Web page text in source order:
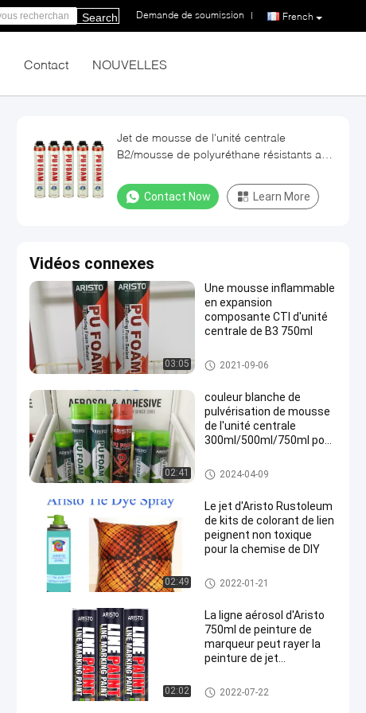
French
Demande de soumission |
Search
Contact NOUVELLES
Jet de mousse de l'unité centrale
B2/mousse de polyuréthane résistants au
Contact Now Learn More
Vidéos connexes
03:05
Une mousse inflammable
en expansion
composante CTI d'unité
centrale de B3 750ml
Spray mousse de PU
2021-09-06
02:41
couleur blanche de
pulvérisation de mousse
de l'unité centrale
300ml/500ml/750ml pour
Spray mousse de PU
2024-04-09
02:49
Le jet d'Aristo Rustoleum
de kits de colorant de lien
peignent non toxique
pour la chemise de DIY
peinture de jet de tissu
2022-01-21
02:02
La ligne aérosol d'Aristo
750ml de peinture de
marqueur peut rayer la
peinture de jet
peinture en aérosol de marqua
ge
2022-07-22